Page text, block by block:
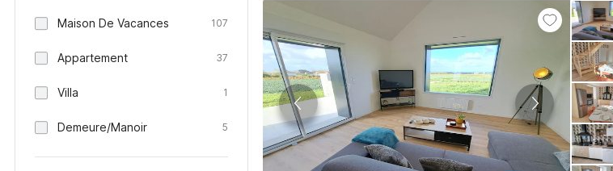
Maison De Vacances 107
Appartement 37
Villa 1
Demeure/Manoir 5